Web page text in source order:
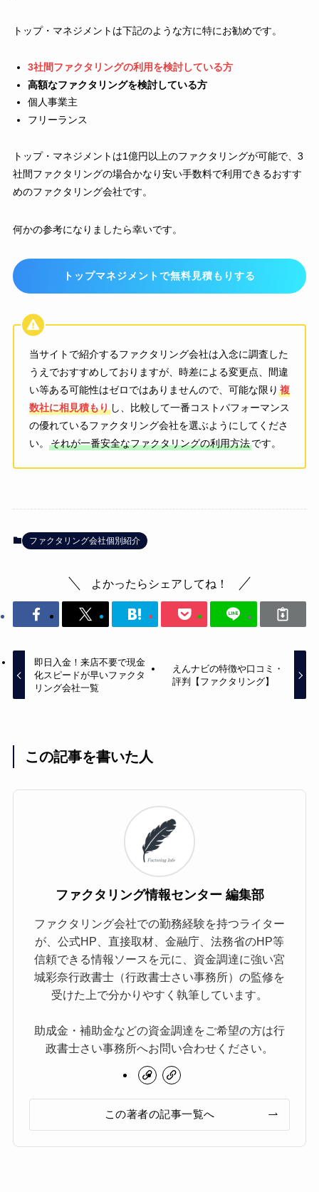
トップ・マネジメントは下記のような方に特にお勧めです。
3社間ファクタリングの利用を検討している方
高額なファクタリングを検討している方
個人事業主
フリーランス
トップ・マネジメントは1億円以上のファクタリングが可能で、3
社間ファクタリングの場合かなり安い手数料で利用できるおすす
めのファクタリング会社です。
何かの参考になりましたら幸いです。
トップマネジメントで無料見積もりする
当サイトで紹介するファクタリング会社は入念に調査した
うえでおすすめしておりますが、時差による変更点、間違
い等ある可能性はゼロではありませんので、可能な限り 複
数社に相見積もりし、比較して一番コストパフォーマンス
の優れているファクタリング会社を選ぶようにしてくださ
い。
それが一番安全なファクタリングの利用方法です。
ファクタリング会社個別紹介
よかったらシェアしてね！
即日入金！来店不要で現金
化スピードが早いファクタ
リング会社一覧
えんナビの特徴や口コミ・
評判【ファクタリング】
この記事を書いた人
ファクタリング情報センター 編集部
ファクタリング会社での勤務経験を持つライター
が、公式HP、直接取材、金融庁、法務省のHP等
信頼できる情報ソースを元に、資金調達に強い宮
城彩奈行政書士（行政書士さい事務所）の監修を
受けた上で分かりやすく執筆しています。
助成金・補助金などの資金調達をご希望の方は行
政書士さい事務所へお問い合わせください。
この著者の記事一覧へ